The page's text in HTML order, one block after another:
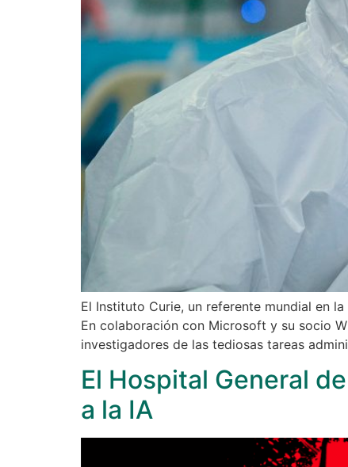
El Instituto Curie, un referente mundial en
En colaboración con Microsoft y su socio
investigadores de las tediosas tareas
El Hospital General
a la IA